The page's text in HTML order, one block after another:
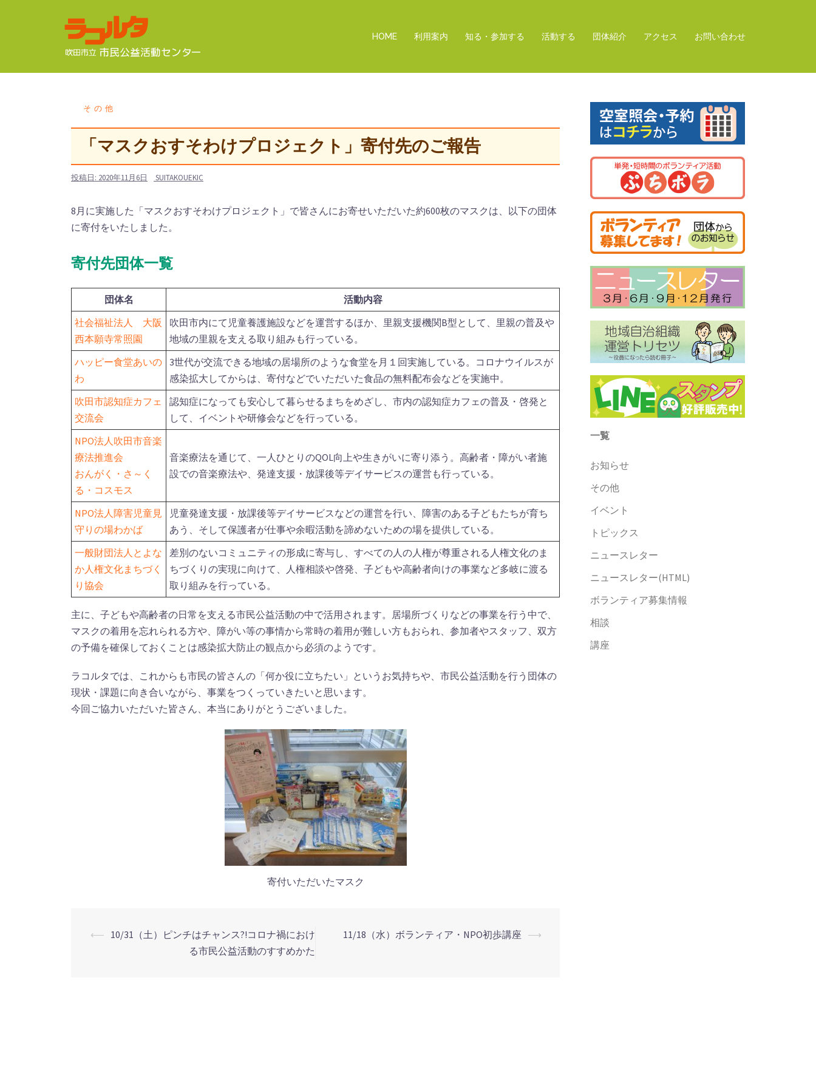
ツ
HOME 利用案内 知る・参加する 活動する 団体紹介 アクセス お問い合わせ
その他
「マスクおすそわけプロジェクト」寄付先のご報告
投稿日: 2020年11月6日 SUITAKOUEKIC
8月に実施した「マスクおすそわけプロジェクト」で皆さんにお寄せいただいた約600枚のマスクは、以下の団体
に寄付をいたしました。
寄付先団体一覧
団体名
活動内容
社会福祉法人 大阪
西本願寺常照園
吹田市内にて児童養護施設などを運営するほか、里親支援機関B型として、里親の普及や
地域の里親を支える取り組みも行っている。
ハッピー食堂あいの
わ
3世代が交流できる地域の居場所のような食堂を月１回実施している。コロナウイルスが
感染拡大してからは、寄付などでいただいた食品の無料配布会などを実施中。
吹田市認知症カフェ
交流会
認知症になっても安心して暮らせるまちをめざし、市内の認知症カフェの普及・啓発と
して、イベントや研修会などを行っている。
NPO法人吹田市音楽
療法推進会
おんがく・さ～く
る・コスモス
音楽療法を通じて、一人ひとりのQOL向上や生きがいに寄り添う。高齢者・障がい者施
設での音楽療法や、発達支援・放課後等デイサービスの運営も行っている。
NPO法人障害児童見
守りの場わかば
児童発達支援・放課後等デイサービスなどの運営を行い、障害のある子どもたちが育ち
あう、そして保護者が仕事や余暇活動を諦めないための場を提供している。
一般財団法人とよな
か人権文化まちづく
り協会
差別のないコミュニティの形成に寄与し、すべての人の人権が尊重される人権文化のま
ちづくりの実現に向けて、人権相談や啓発、子どもや高齢者向けの事業など多岐に渡る
取り組みを行っている。
主に、子どもや高齢者の日常を支える市民公益活動の中で活用されます。居場所づくりなどの事業を行う中で、
マスクの着用を忘れられる方や、障がい等の事情から常時の着用が難しい方もおられ、参加者やスタッフ、双方
の予備を確保しておくことは感染拡大防止の観点から必須のようです。
ラコルタでは、これからも市民の皆さんの「何か役に立ちたい」というお気持ちや、市民公益活動を行う団体の
現状・課題に向き合いながら、事業をつくっていきたいと思います。
今回ご協力いただいた皆さん、本当にありがとうございました。
寄付いただいたマスク
⟵ 10/31（土）ピンチはチャンス?!コロナ禍におけ
る市民公益活動のすすめかた
11/18（水）ボランティア・NPO初歩講座 ⟶
一覧
お知らせ
その他
イベント
トピックス
ニュースレター
ニュースレター(HTML)
ボランティア募集情報
相談
講座